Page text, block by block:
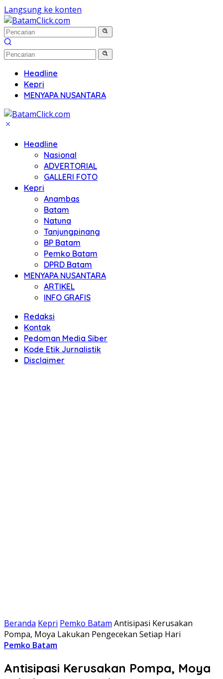
Langsung ke konten
Headline
Kepri
MENYAPA NUSANTARA
Headline
Nasional
ADVERTORIAL
GALLERI FOTO
Kepri
Anambas
Batam
Natuna
Tanjungpinang
BP Batam
Pemko Batam
DPRD Batam
MENYAPA NUSANTARA
ARTIKEL
INFO GRAFIS
Redaksi
Kontak
Pedoman Media Siber
Kode Etik Jurnalistik
Disclaimer
Beranda Kepri Pemko Batam Antisipasi Kerusakan
Pompa, Moya Lakukan Pengecekan Setiap Hari
Pemko Batam
Antisipasi Kerusakan Pompa, Moya